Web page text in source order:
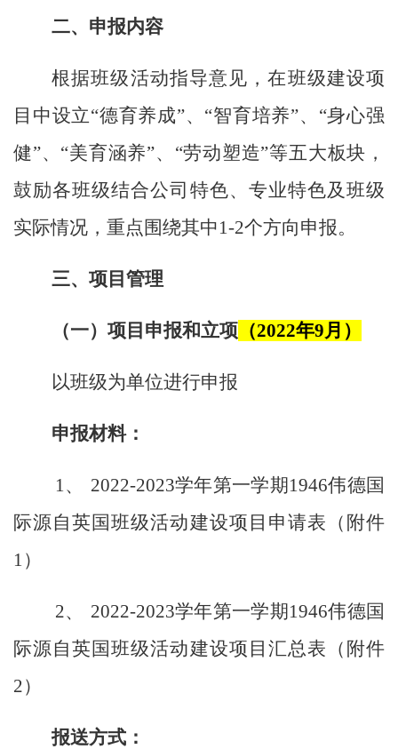
二、申报内容
根据班级活动指导意见 ，在班级建设项
目中设立“德育养成”、“智育培养”、“身心强
健”、“美育涵养”、“劳动塑造”等五大板块，
鼓励各班级结合公司特色、专业特色及班级
实际情况，重点围绕其中1-2个方向申报。
三、项目管理
（一）项目申报和立项 （2022年9月）
以班级为单位进行申报
申报材料：
1、 2022-2023学年第一学期1946伟德国
际源自英国班级活动建设项目申请表（附件
1）
2、 2022-2023学年第一学期1946伟德国
际源自英国班级活动建设项目汇总表（附件
2）
报送方式：